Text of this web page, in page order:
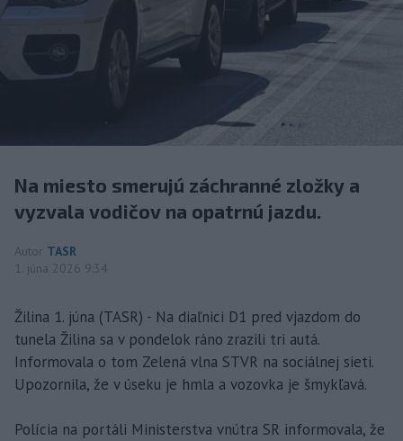
Na miesto smerujú záchranné zložky a
vyzvala vodičov na opatrnú jazdu.
Autor TASR
1. júna 2026 9:34
Žilina 1. júna (TASR) - Na diaľnici D1 pred vjazdom do
tunela Žilina sa v pondelok ráno zrazili tri autá.
Informovala o tom Zelená vlna STVR na sociálnej sieti.
Upozornila, že v úseku je hmla a vozovka je šmykľavá.
Polícia na portáli Ministerstva vnútra SR informovala, že